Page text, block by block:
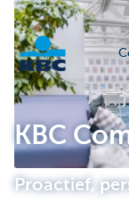
KBC
KBC
Proactief,